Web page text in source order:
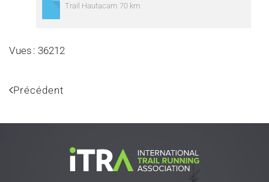
Trail Hautacam 70 km
Vues : 36212
Précédent